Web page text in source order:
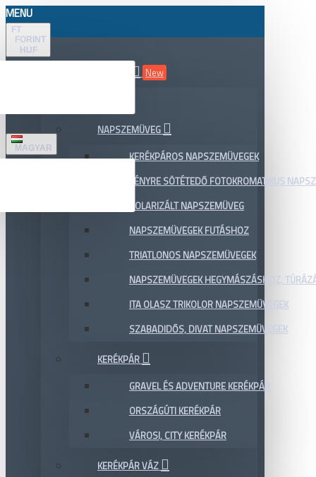
MENU
FT
FORINT
HUF
MAGYAR
New
NAPSZEMÜVEG
KERÉKPÁROS NAPSZEMÜVEGEK
FÉNYRE SÖTÉTEDŐ FOTOKROMATIKUS
POLARIZÁLT NAPSZEMÜVEG
NAPSZEMÜVEGEK FUTÁSHOZ
TRIATLONOS NAPSZEMÜVEGEK
NAPSZEMÜVEGEK HEGYMÁSZÁSHOZ,
ITA OLASZ TRIKOLOR NAPSZEMÜVEGEK
SZABADIDŐS, DIVAT NAPSZEMÜVEGEK
KERÉKPÁR
GRAVEL ÉS ADVENTURE KERÉKPÁR
ORSZÁGÚTI KERÉKPÁR
VÁROSI, CITY KERÉKPÁR
KERÉKPÁR VÁZ